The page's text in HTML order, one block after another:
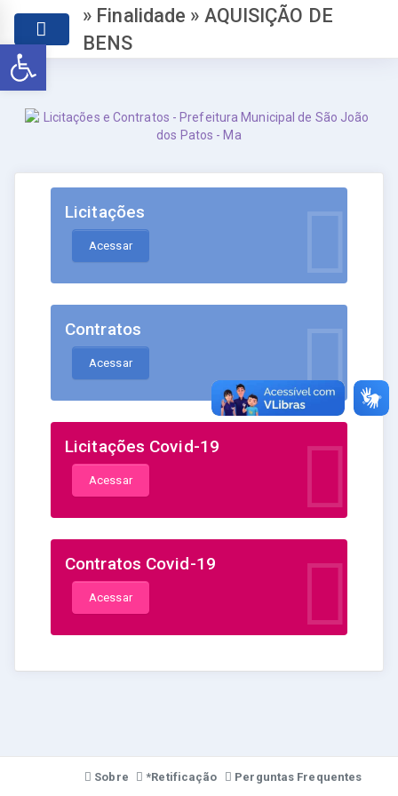
» Finalidade » AQUISIÇÃO DE
BENS
Licitações
Acessar
Contratos
Acessar
Licitações Covid-19
Acessar
Contratos Covid-19
Acessar
Sobre *Retificação Perguntas Frequentes
Abrir a barra de ferramentas